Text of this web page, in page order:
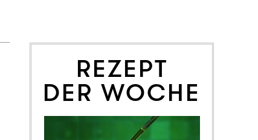
REZEPT
DER WOCHE